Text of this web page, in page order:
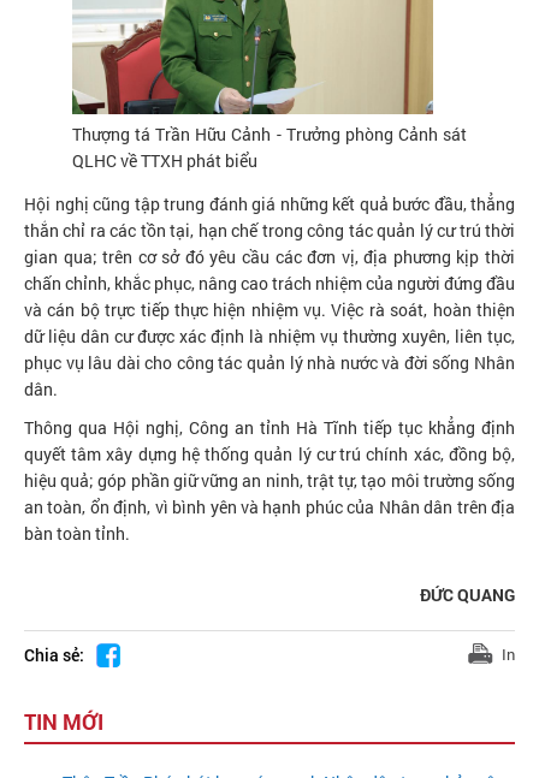
Thượng tá Trần Hữu Cảnh - Trưởng phòng Cảnh sát
QLHC về TTXH phát biểu
Hội nghị cũng tập trung đánh giá những kết quả bước đầu, thẳng
thắn chỉ ra các tồn tại, hạn chế trong công tác quản lý cư trú thời
gian qua; trên cơ sở đó yêu cầu các đơn vị, địa phương kịp thời
chấn chỉnh, khắc phục, nâng cao trách nhiệm của người đứng đầu
và cán bộ trực tiếp thực hiện nhiệm vụ. Việc rà soát, hoàn thiện
dữ liệu dân cư được xác định là nhiệm vụ thường xuyên, liên tục,
phục vụ lâu dài cho công tác quản lý nhà nước và đời sống Nhân
dân.
Thông qua Hội nghị, Công an tỉnh Hà Tĩnh tiếp tục khẳng định
quyết tâm xây dựng hệ thống quản lý cư trú chính xác, đồng bộ,
hiệu quả; góp phần giữ vững an ninh, trật tự, tạo môi trường sống
an toàn, ổn định, vì bình yên và hạnh phúc của Nhân dân trên địa
bàn toàn tỉnh.
ĐỨC QUANG
Chia sẻ: In
TIN MỚI